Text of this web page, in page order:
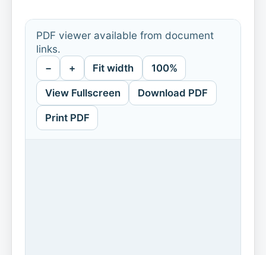
PDF viewer available from document
links.
− + Fit width 100%
View Fullscreen Download PDF
Print PDF